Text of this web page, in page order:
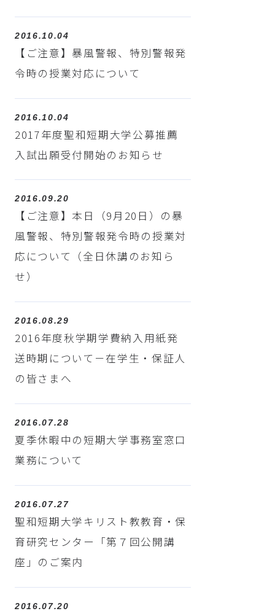
2016.10.04
【ご注意】暴風警報、特別警報発
令時の授業対応について
2016.10.04
2017年度聖和短期大学公募推薦
入試出願受付開始のお知らせ
2016.09.20
【ご注意】本日（9月20日）の暴
風警報、特別警報発令時の授業対
応について（全日休講のお知ら
せ）
2016.08.29
2016年度秋学期学費納入用紙発
送時期について－在学生・保証人
の皆さまへ
2016.07.28
夏季休暇中の短期大学事務室窓口
業務について
2016.07.27
聖和短期大学キリスト教教育・保
育研究センター「第７回公開講
座」のご案内
2016.07.20